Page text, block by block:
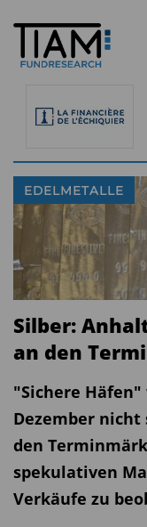
EDELMETALLE
Silber:
an den
"Sichere
Dezember
den
spekulativen
Verkäufe zu